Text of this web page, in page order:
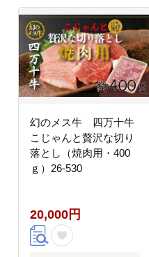
幻のメス牛 四万十牛
こじゃんと贅沢な切り
落とし（焼肉用・400
ｇ）26-530
20,000円